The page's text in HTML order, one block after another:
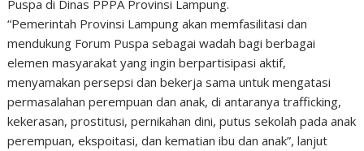
Puspa di Dinas PPPA Provinsi Lampung.
“Pemerintah Provinsi Lampung akan memfasilitasi dan
mendukung Forum Puspa sebagai wadah bagi berbagai
elemen masyarakat yang ingin berpartisipasi aktif,
menyamakan persepsi dan bekerja sama untuk mengatasi
permasalahan perempuan dan anak, di antaranya trafficking,
kekerasan, prostitusi, pernikahan dini, putus sekolah pada anak
perempuan, ekspoitasi, dan kematian ibu dan anak”, lanjut